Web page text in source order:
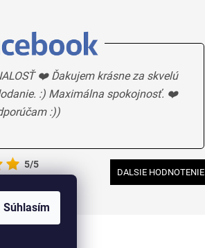
Súhlasím
❤️ Ďakujem krásne za skvelú
:) Maximálna spokojnosť. ❤️
:))
5/5
DALSIE HODNOTENIE